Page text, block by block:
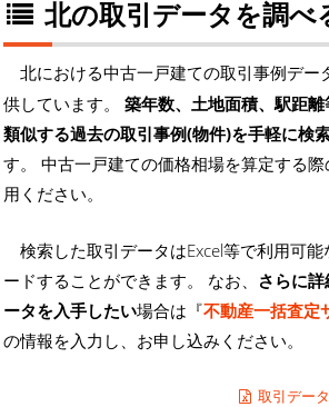
北の取引データを調べ
北における中古一戸建ての取引事例デー
供しています。 築年数、土地面積、駅距
類似する過去の取引事例(物件)を手軽に検
す。 中古一戸建ての価格相場を算定する
用ください。
検索した取引データはExcel等で利用可能
ードすることができます。 なお、 さらに
ータを入手したい場合は『不動産一括査定
の情報を入力し、お申し込みください。
取引デー